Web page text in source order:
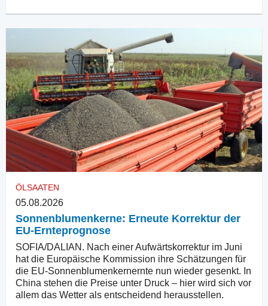
ÖLSAATEN
05.08.2026
Sonnenblumenkerne: Erneute Korrektur der
EU-Ernteprognose
SOFIA/DALIAN. Nach einer Aufwärtskorrektur im Juni
hat die Europäische Kommission ihre Schätzungen für
die EU-Sonnenblumenkernernte nun wieder gesenkt. In
China stehen die Preise unter Druck – hier wird sich vor
allem das Wetter als entscheidend herausstellen.